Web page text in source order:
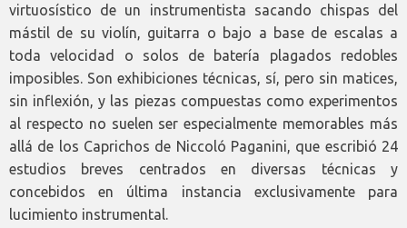
virtuosístico de un instrumentista sacando chispas del
mástil de su violín, guitarra o bajo a base de escalas a
toda velocidad o solos de batería plagados redobles
imposibles. Son exhibiciones técnicas, sí, pero sin matices,
sin inflexión, y las piezas compuestas como experimentos
al respecto no suelen ser especialmente memorables más
allá de los Caprichos de Niccoló Paganini, que escribió 24
estudios breves centrados en diversas técnicas y
concebidos en última instancia exclusivamente para
lucimiento instrumental.